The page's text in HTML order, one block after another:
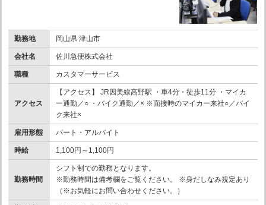
勤務地 岡山県 津山市
会社名 佐川急便株式会社
職種 カスタマーサービス
アクセス
【アクセス】 JR因美線高野駅 ・車4分・徒歩11分 ・マイカ
ー通勤／○ ・バイク通勤／× ※面接時のマイカー来社○／バイ
ク来社×
雇用形態 パート・アルバイト
時給 1,100円～1,100円
勤務時間
シフト制での勤務となります。
※勤務時間は備考欄をご覧ください。 ※身だしなみ規定あり
（※お気軽にお問い合わせください。）